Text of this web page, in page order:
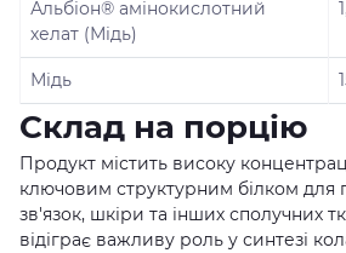
Альбіон® амінокислотний
хелат (Мідь)
Мідь
Склад на порцію
Продукт містить високу
ключовим структурним білком для
зв'язок, шкіри та інших сполучних
відіграє важливу роль у синтезі